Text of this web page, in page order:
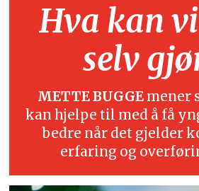
Hva kan
selv
METTE BUGGE mener
kan hjelpe til med å få
bedre når det gjelder
erfaring og